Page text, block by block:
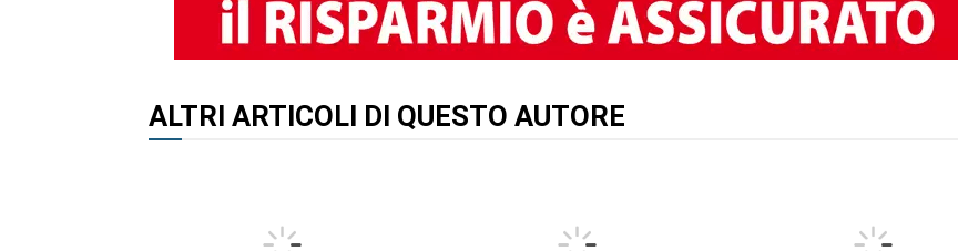
ALTRI ARTICOLI DI QUESTO AUTORE